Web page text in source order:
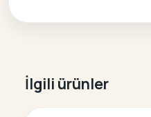
İlgili ürünler